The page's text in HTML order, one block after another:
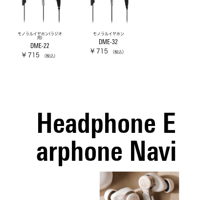
モノラルイヤホン(ラジオ
用)
DME-22
¥ 715 （税込）
モノラルイヤホン
DME-32
¥ 715 （税込）
Headphone E
arphone Navi